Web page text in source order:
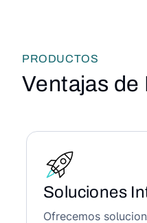
PRODUCTOS
Ventajas de
Soluciones
Ofrecemos